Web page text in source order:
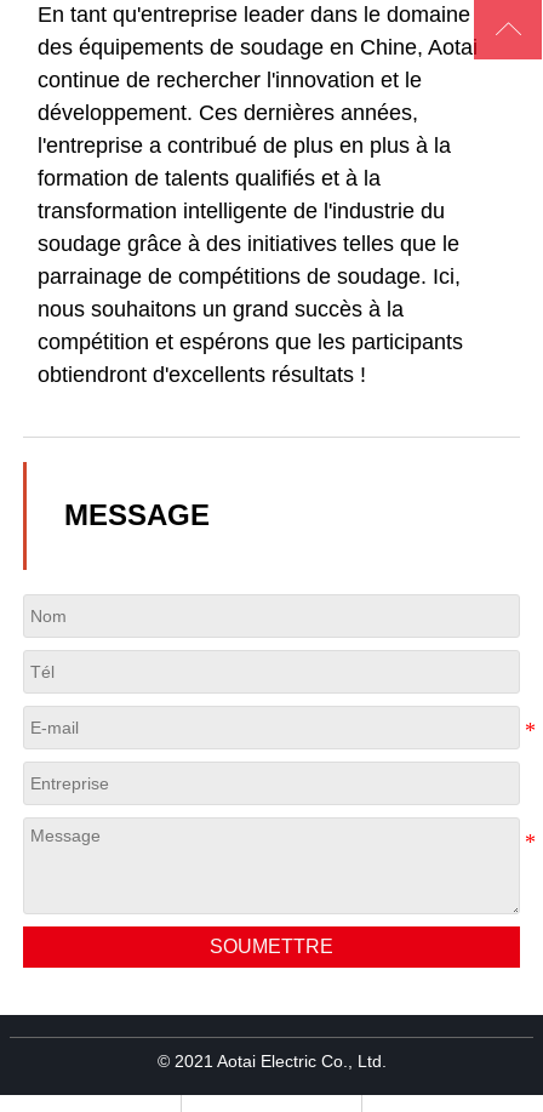
En tant qu'entreprise leader dans le domaine
des équipements de soudage en Chine, Aotai
continue de rechercher l'innovation et le
développement. Ces dernières années,
l'entreprise a contribué de plus en plus à la
formation de talents qualifiés et à la
transformation intelligente de l'industrie du
soudage grâce à des initiatives telles que le
parrainage de compétitions de soudage. Ici,
nous souhaitons un grand succès à la
compétition et espérons que les participants
obtiendront d'excellents résultats !
MESSAGE
SOUMETTRE
© 2021 Aotai Electric Co., Ltd.
